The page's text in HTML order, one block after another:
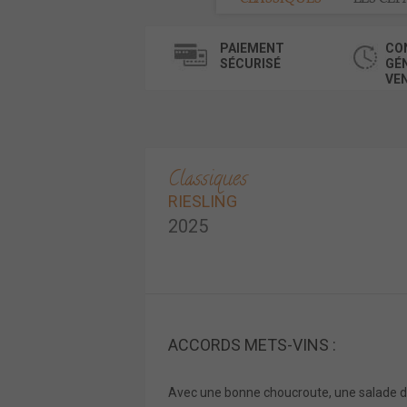
PAIEMENT
SÉCURISÉ
Classiques
RIESLING
2025
ACCORDS METS-VINS :
Avec une bonne choucroute, une salade